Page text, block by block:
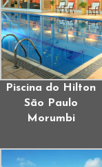
Piscina do Hilton
São Paulo
Morumbi